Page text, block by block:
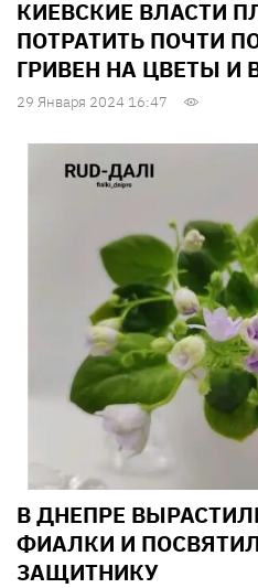
КИЕВСКИЕ ВЛАСТИ
ПОТРАТИТЬ ПОЧТИ
ГРИВЕН НА ЦВЕТЫ И
29 Января 2024 16:47
В ДНЕПРЕ
ФИАЛКИ И
ЗАЩИТНИКУ